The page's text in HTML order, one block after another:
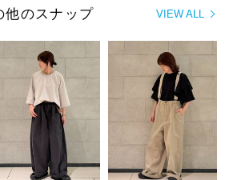
VIEW ALL
他のスナップ